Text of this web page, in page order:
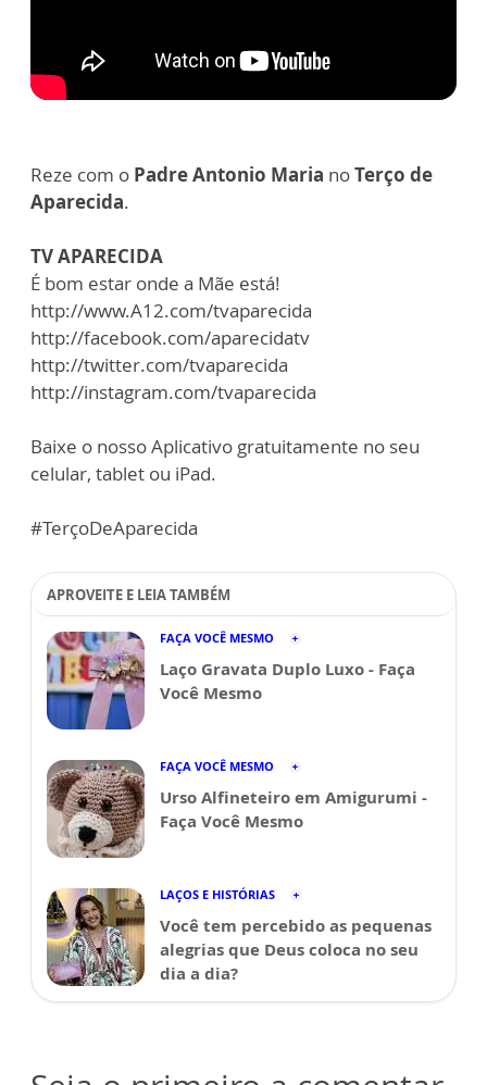
Reze com o Padre Antonio Maria noTerço de
Aparecida.
TV APARECIDA
É bom estar onde a Mãe está!
http://www.A12.com/tvaparecida
http://facebook.com/aparecidatv
http://twitter.com/tvaparecida
http://instagram.com/tvaparecida
Baixe o nosso Aplicativo gratuitamente no seu
celular, tablet ou iPad.
#TerçoDeAparecida
APROVEITE E LEIA TAMBÉM
FAÇA VOCÊ MESMO
Laço Gravata Duplo Luxo - Faça
Você Mesmo
FAÇA VOCÊ MESMO
Urso Alfineteiro em Amigurumi -
Faça Você Mesmo
LAÇOS E HISTÓRIAS
Você tem percebido as pequenas
alegrias que Deus coloca no seu
dia a dia?